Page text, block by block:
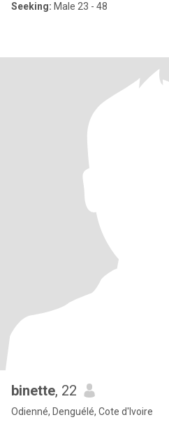
Seeking: Male 23 - 48
binette, 22
Odienné, Denguélé, Cote d'Ivoire